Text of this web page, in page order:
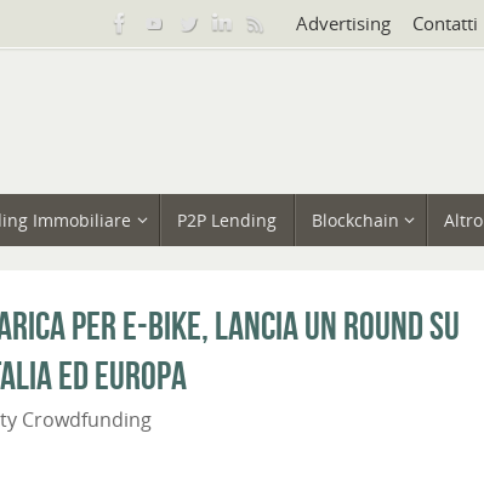
Advertising Contatti
Immobiliare P2P Lending Blockchain Altro
per e-bike, lancia un round su
ed Europa
Crowdfunding